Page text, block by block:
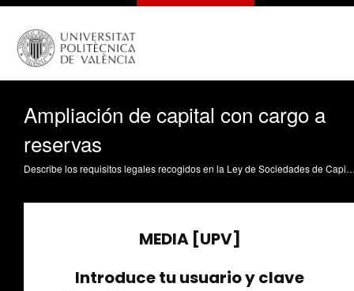
Ampliación de capital con cargo a
reservas
Describe los requisitos legales recogidos en la Ley de Sociedades de Capital para llevar a cabo una ampliación de capital total o parcialmente liberada. Asimismo, se estudia el registro contable